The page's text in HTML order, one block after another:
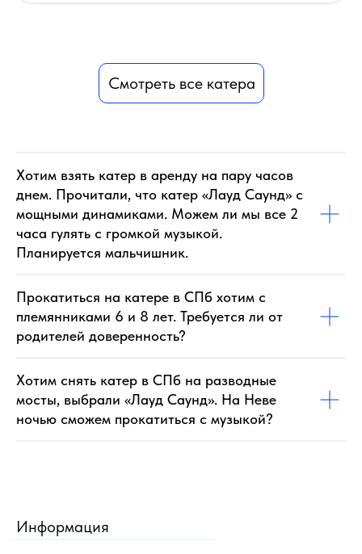
Смотреть все катера
Хотим взять катер в аренду на пару часов
днем. Прочитали, что катер «Лауд Саунд» с
мощными динамиками. Можем ли мы все 2
часа гулять с громкой музыкой.
Планируется мальчишник.
Прокатиться на катере в СПб хотим с
племянниками 6 и 8 лет. Требуется ли от
родителей доверенность?
Хотим снять катер в СПб на разводные
мосты, выбрали «Лауд Саунд». На Неве
ночью сможем прокатиться с музыкой?
Информация